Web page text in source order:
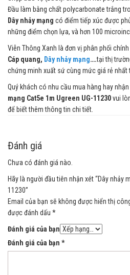
Đầu làm bằng chất polycarbonate trắng
Dây nhảy mạng có điểm tiếp xúc được
những điểm chọn lựa, và hơn 100
Viễn Thông Xanh là đơn vị phân phối
Cáp quang, Dây nhảy mạng….tại thị
chứng minh xuất sứ cùng mức giá rẻ nhất
Quý khách có nhu cầu mua hàng hay
mạng Cat5e 1m Ugreen UG-11230vui
để biết thêm thông tin chi tiết.
Đánh giá
Chưa có đánh giá nào.
Hãy là người đầu tiên nhận xét “Dây nhảy
11230”
Email của bạn sẽ không được hiển thị
được đánh dấu *
Đánh giá của bạn
Đánh giá của bạn *